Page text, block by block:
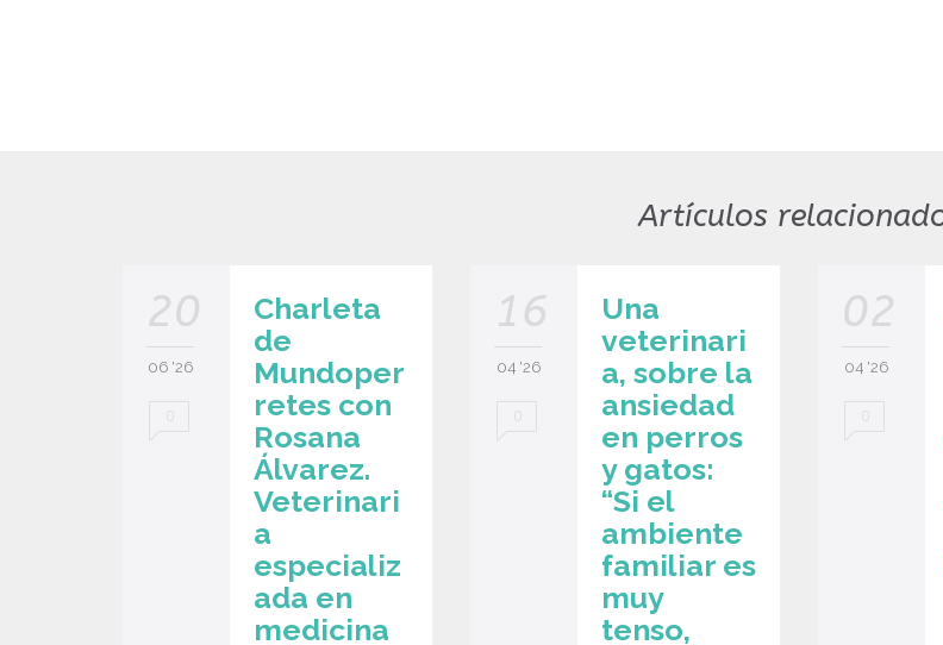
Artículos
20
06 '26
0
Charleta
de
Mundoper
retes con
Rosana
Álvarez.
Veterinari
a
especializ
ada en
medicina
16
04 '26
0
Una
veterinari
a, sobre la
ansiedad
en perros
y gatos:
“Si el
ambiente
familiar es
muy
tenso,
02
04 '26
0